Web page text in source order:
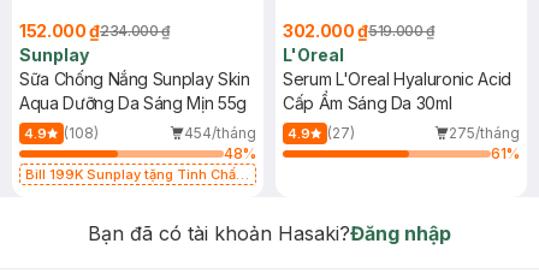
152.000 ₫234.000 ₫
Sunplay
Sữa Chống Nắng Sunplay Skin
Aqua Dưỡng Da Sáng Mịn 55g
4.9 (108)
454/tháng
48%
Bill 199K Sunplay tặng Tinh Chất
302.000 ₫519.000 ₫
L'Oreal
Serum L'Oreal Hyaluronic Acid
Cấp Ẩm Sáng Da 30ml
4.9 (27)
275/tháng
61%
Bạn đã có tài khoản Hasaki?Đăng nhập